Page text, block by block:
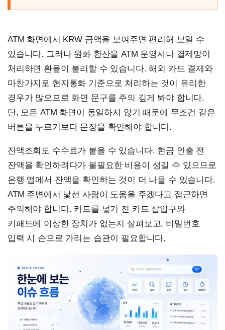
ATM 화면에서 KRW 금액을 보여주면 편리해 보일 수
있습니다. 그러나 원화 환산을 ATM 운영사나 결제망이
처리하면 환율이 불리할 수 있습니다. 해외 카드 결제와
마찬가지로 현지통화 기준으로 처리하는 것이 유리한
경우가 많으므로 화면 문구를 주의 깊게 봐야 합니다.
단, 모든 ATM 화면이 동일하지 않기 때문에 무조건 같은
버튼을 누르기보다 문장을 확인해야 합니다.
잔액조회도 수수료가 붙을 수 있습니다. 현금 인출 전
잔액을 확인하려다가 불필요한 비용이 생길 수 있으므로
은행 앱에서 잔액을 확인하는 것이 더 나을 수 있습니다.
ATM 주변에서 낯선 사람이 도움을 주겠다고 접근하면
주의해야 합니다. 카드를 넣기 전 카드 삽입구와
키패드에 이상한 장치가 없는지 살펴보고, 비밀번호
입력 시 손으로 가리는 습관이 필요합니다.